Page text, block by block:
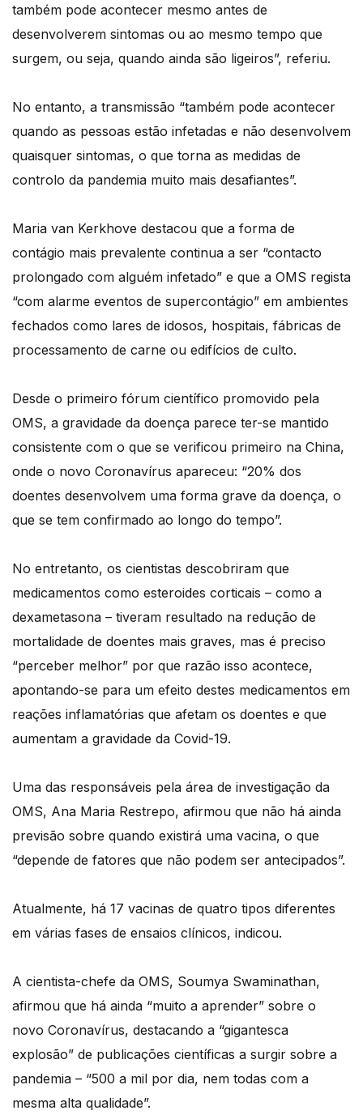
também pode acontecer mesmo antes de
desenvolverem sintomas ou ao mesmo tempo que
surgem, ou seja, quando ainda são ligeiros”, referiu.
No entanto, a transmissão “também pode acontecer
quando as pessoas estão infetadas e não desenvolvem
quaisquer sintomas, o que torna as medidas de
controlo da pandemia muito mais desafiantes”.
Maria van Kerkhove destacou que a forma de
contágio mais prevalente continua a ser “contacto
prolongado com alguém infetado” e que a OMS regista
“com alarme eventos de supercontágio” em ambientes
fechados como lares de idosos, hospitais, fábricas de
processamento de carne ou edifícios de culto.
Desde o primeiro fórum científico promovido pela
OMS, a gravidade da doença parece ter-se mantido
consistente com o que se verificou primeiro na China,
onde o novo Coronavírus apareceu: “20% dos
doentes desenvolvem uma forma grave da doença, o
que se tem confirmado ao longo do tempo”.
No entretanto, os cientistas descobriram que
medicamentos como esteroides corticais – como a
dexametasona – tiveram resultado na redução de
mortalidade de doentes mais graves, mas é preciso
“perceber melhor” por que razão isso acontece,
apontando-se para um efeito destes medicamentos em
reações inflamatórias que afetam os doentes e que
aumentam a gravidade da Covid-19.
Uma das responsáveis pela área de investigação da
OMS, Ana Maria Restrepo, afirmou que não há ainda
previsão sobre quando existirá uma vacina, o que
“depende de fatores que não podem ser antecipados”.
Atualmente, há 17 vacinas de quatro tipos diferentes
em várias fases de ensaios clínicos, indicou.
A cientista-chefe da OMS, Soumya Swaminathan,
afirmou que há ainda “muito a aprender” sobre o
novo Coronavírus, destacando a “gigantesca
explosão” de publicações científicas a surgir sobre a
pandemia – “500 a mil por dia, nem todas com a
mesma alta qualidade”.